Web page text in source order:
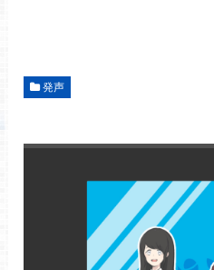
発声